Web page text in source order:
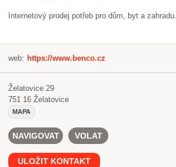
Internetový prodej potřeb pro dům, byt a zahradu.
web: https://www.benco.cz
Želatovice 29
751 16 Želatovice
MAPA
NAVIGOVAT VOLAT
ULOŽIT KONTAKT